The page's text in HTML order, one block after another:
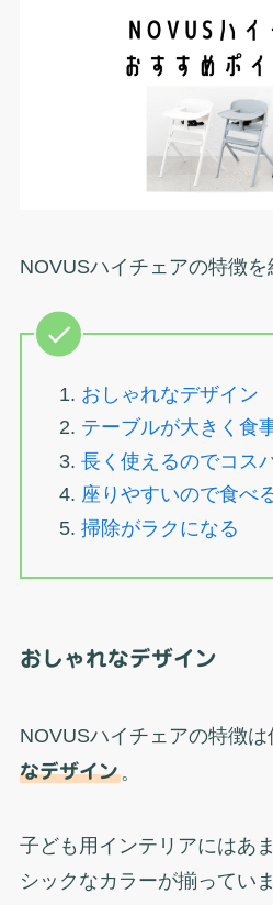
NOVUSハイチェアの特徴を
おしゃれなデザイン
テーブルが大きく食
長く使えるのでコス
座りやすいので食べ
掃除がラクになる
おしゃれなデザイン
NOVUSハイチェアの特徴は
なデザイン。
子ども用インテリアにはあ
シックなカラーが揃っていま